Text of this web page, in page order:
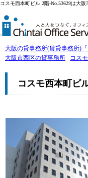
コスモ西本町ビル 2階-No.53629は大
大阪の貸事務所(賃貸事務所)
大阪市西区の貸事務所
コス
コスモ西本町ビ